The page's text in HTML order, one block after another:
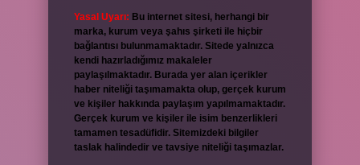
Yasal Uyarı: Bu internet sitesi, herhangi bir
marka, kurum veya şahıs şirketi ile hiçbir
bağlantısı bulunmamaktadır. Sitede yalnızca
kendi hazırladığımız makaleler
paylaşılmaktadır. Burada yer alan içerikler
haber niteliği taşımamakta olup, gerçek kurum
ve kişiler hakkında paylaşım yapılmamaktadır.
Gerçek kurum ve kişiler ile isim benzerlikleri
tamamen tesadüfidir. Sitemizdeki bilgiler
taslak halindedir ve tavsiye niteliği taşımazlar.